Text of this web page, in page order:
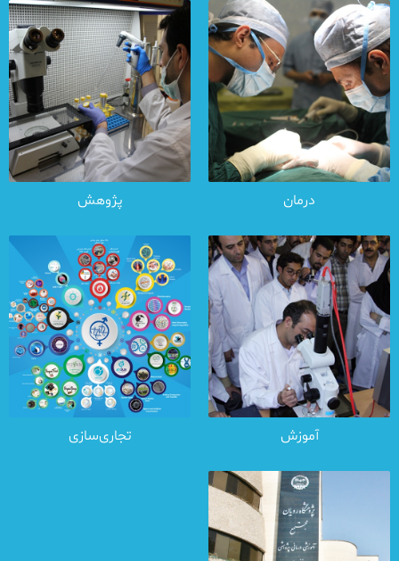
درمان پژوهش
آموزش تجاری‌سازی